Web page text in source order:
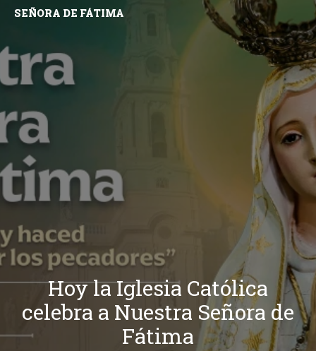
SEÑORA DE FÁTIMA
Hoy la Iglesia Católica
celebra a Nuestra Señora de
Fátima